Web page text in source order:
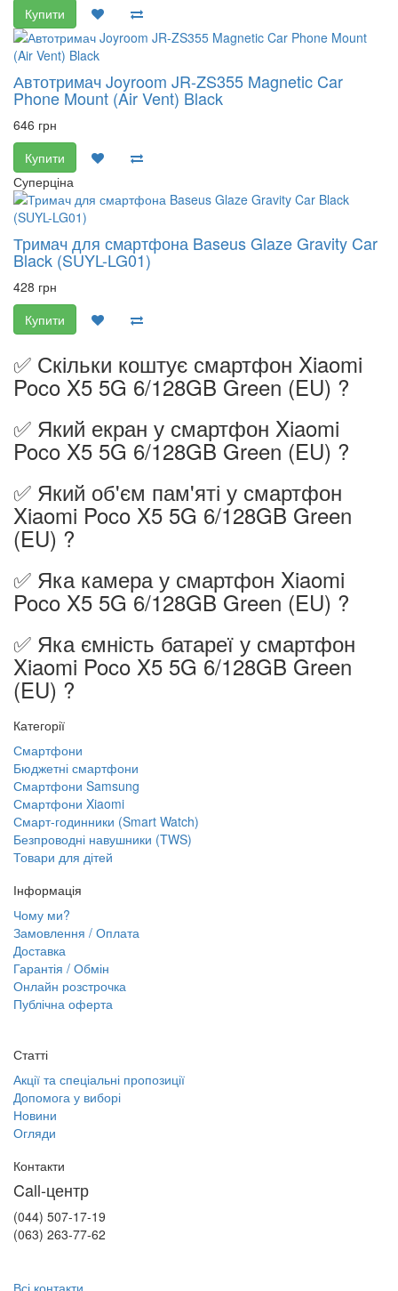
Купити
Автотримач Joyroom JR-ZS355 Magnetic Car
Phone Mount (Air Vent) Black
646 грн
Купити
Суперціна
Тримач для смартфона Baseus Glaze Gravity Car
Black (SUYL-LG01)
428 грн
Купити
✅ Скільки коштує смартфон Xiaomi
Poco X5 5G 6/128GB Green (EU) ?
✅ Який екран у смартфон Xiaomi
Poco X5 5G 6/128GB Green (EU) ?
✅ Який об'єм пам'яті у смартфон
Xiaomi Poco X5 5G 6/128GB Green
(EU) ?
✅ Яка камера у смартфон Xiaomi
Poco X5 5G 6/128GB Green (EU) ?
✅ Яка ємність батареї у смартфон
Xiaomi Poco X5 5G 6/128GB Green
(EU) ?
Категорії
Смартфони
Бюджетні смартфони
Смартфони Samsung
Смартфони Xiaomi
Смарт-годинники (Smart Watch)
Безпроводні навушники (TWS)
Товари для дітей
Інформація
Чому ми?
Замовлення / Оплата
Доставка
Гарантія / Обмін
Онлайн розстрочка
Публічна оферта
Статті
Акції та спеціальні пропозиції
Допомога у виборі
Новини
Огляди
Контакти
Call-центр
(044) 507-17-19
(063) 263-77-62